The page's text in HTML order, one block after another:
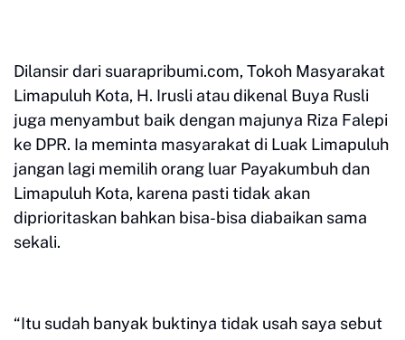
Dilansir dari suarapribumi.com, Tokoh Masyarakat
Limapuluh Kota, H. Irusli atau dikenal Buya Rusli
juga menyambut baik dengan majunya Riza Falepi
ke DPR. Ia meminta masyarakat di Luak Limapuluh
jangan lagi memilih orang luar Payakumbuh dan
Limapuluh Kota, karena pasti tidak akan
diprioritaskan bahkan bisa-bisa diabaikan sama
sekali.
“Itu sudah banyak buktinya tidak usah saya sebut